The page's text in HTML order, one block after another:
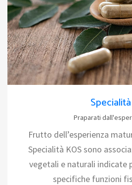
Specialità
Praparati
Frutto dell’esperienza
Specialità KOS sono
vegetali e naturali indicate
specifiche funzioni